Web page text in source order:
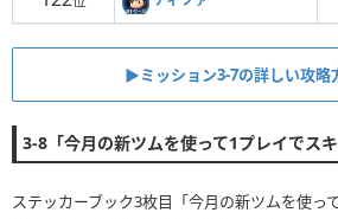
▶ミッション3-7の詳しい攻略
3-8「今月の新ツムを使って1プレイでス
ステッカーブック3枚目「今月の新ツムを使っ